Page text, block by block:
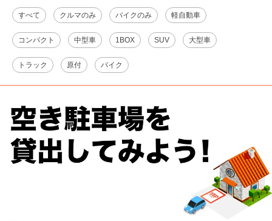
すべて クルマのみ バイクのみ 軽自動車
コンパクト 中型車 1BOX SUV 大型車
トラック 原付 バイク